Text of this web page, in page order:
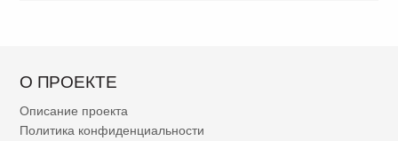
О ПРОЕКТЕ
Описание проекта
Политика конфиденциальности